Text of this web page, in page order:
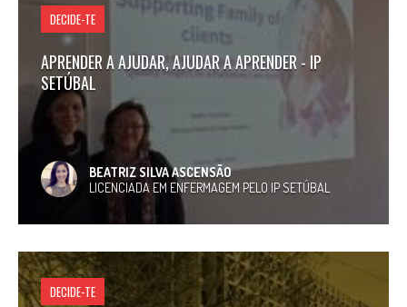
DECIDE-TE
APRENDER A AJUDAR, AJUDAR A APRENDER - IP
SETÚBAL
BEATRIZ SILVA ASCENSÃO
LICENCIADA EM ENFERMAGEM PELO IP SETÚBAL
DECIDE-TE